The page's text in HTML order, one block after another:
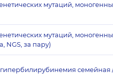
мутаций,
мутаций,
NGS, за пару)
семейная /